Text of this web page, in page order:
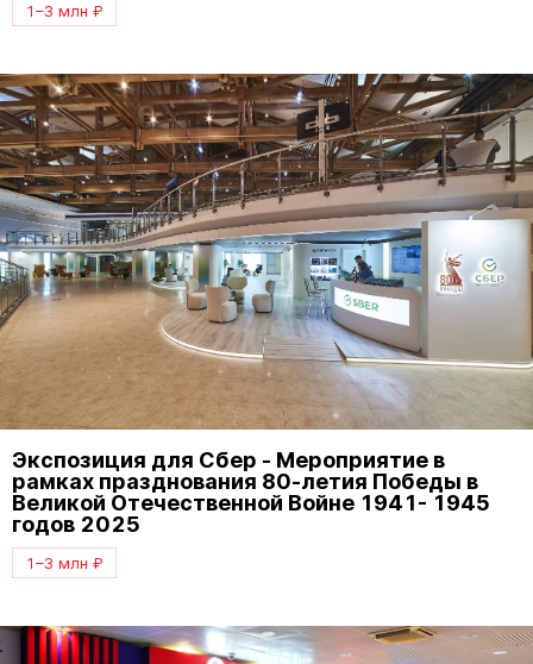
1–3 млн ₽
Экспозиция для Сбер - Мероприятие в
рамках празднования 80-летия Победы в
Великой Отечественной Войне 1941- 1945
годов 2025
1–3 млн ₽